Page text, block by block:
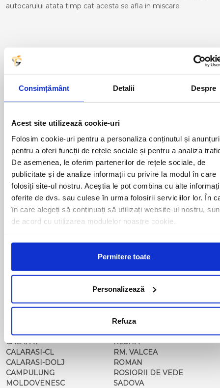
Consimțământ Detalii Despre
Acest site utilizează cookie-uri
Folosim cookie-uri pentru a personaliza conținutul și
pentru a oferi funcții de rețele sociale și pentru a analiza
De asemenea, le oferim partenerilor de rețele sociale, de
publicitate și de analize informații cu privire la modul în care
folosiți site-ul nostru. Aceștia le pot combina cu alte
oferite de dvs. sau culese în urma folosirii serviciilor lor. În
în care alegeți să continuați să utilizați website-ul nostru,
de acord cu utilizarea modulelor noastre cookie.
Permitere toate
Personalizează
Refuza
autocarului atata timp cat acesta se afla in miscare
Curse din Romania catre
TOULOUSE:
ACAS
AIUD
ALESD
ALEXANDRIA
BACAU
BAIA MARE
BAILE HERCULANE
BAILESTI
BALS-IS
BALS-OT
BARCA
BISTRITA
BRAILA
BRASOV
BUZAU
CALAFAT
CALARASI-CL
CALARASI-DOLJ
CAMPULUNG
MOLDOVENESC
LUGOJ
MEDGIDIA
MIZIL
MOINESTI
MOTCA
NUSFALAU
OLTENITA
ONESTI
ORADEA
ORSOVA
PASCANI
PERICEI
PISCU VECHI
PITESTI
PODARI
POIANA MARE
RADOVAN
RAST
RESITA
RM. VALCEA
ROMAN
ROSIORII DE VEDE
SADOVA